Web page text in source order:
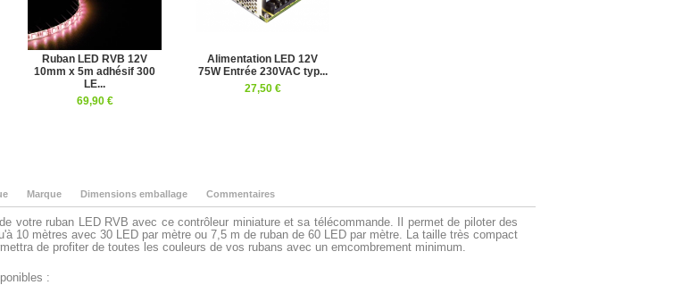
Ruban LED RVB 12V
10mm x 5m adhésif 300
LE...
69,90 €
Alimentation LED 12V
75W Entrée 230VAC typ...
27,50 €
Marque Dimensions emballage Commentaires
votre ruban LED RVB avec ce contrôleur miniature et sa télécommande. Il permet de piloter des
10 mètres avec 30 LED par mètre ou 7,5 m de ruban de 60 LED par mètre. La taille très compact
de profiter de toutes les couleurs de vos rubans avec un emcombrement minimum.
: